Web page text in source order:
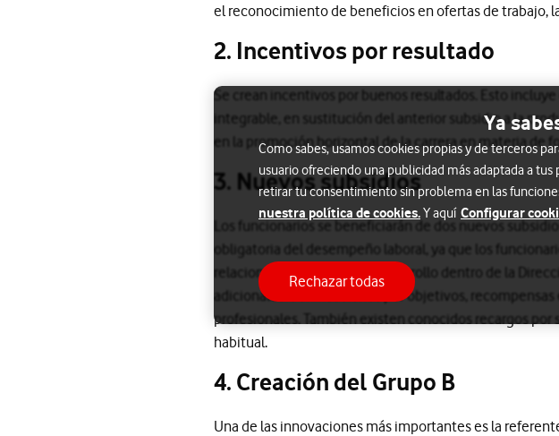
el reconocimiento de beneficios en ofertas de trabajo,
2. Incentivos por resultado
Se crean incentivos por buenos resultados. Esto
integrable, en sustitución del anterior subsidio a la
en la promoción horizontal de la carrera en materia de
3. Nuevos subsidios
Los funcionarios se beneficiarán de dos nuevos
obligatoria del desempeño laboral, ya que los
relacionado con un mayor desarrollo dentro de la
adicionales: bonificaciones por objetivos,
profesionales. También existen conocidos recargos
habitual.
4. Creación del Grupo B
Una de las innovaciones más importantes es la
Ya
Como sabes, usamos cookies propias y de terceros
usuario ofreciendo una publicidad más adaptada a
retirar tu consentimiento sin problema en las
nuestra política de cookies.Y aquí Configurar
Rechazar todas